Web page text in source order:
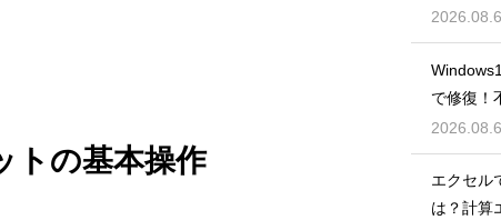
トの基本操作
順！
2026.08.6
で修復！
2026.08.6
エクセル
は？計算